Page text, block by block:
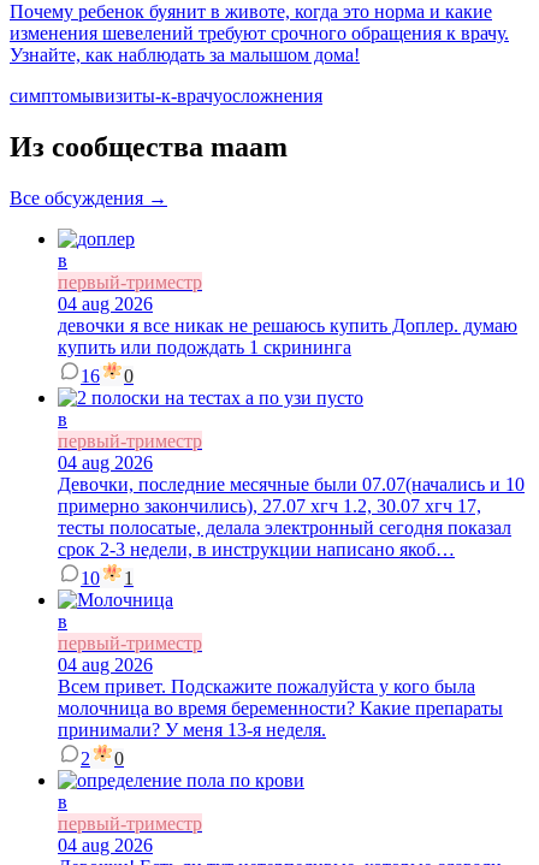
Почему ребенок буянит в животе, когда это норма и какие
изменения шевелений требуют срочного обращения к врачу.
Узнайте, как наблюдать за малышом дома!
симптомывизиты-к-врачуосложнения
Из сообщества maam
Все обсуждения →
в
первый-триместр
04 aug 2026
девочки я все никак не решаюсь купить Доплер. думаю
купить или подождать 1 скрининга
16
0
в
первый-триместр
04 aug 2026
Девочки, последние месячные были 07.07(начались и 10
примерно закончились), 27.07 хгч 1.2, 30.07 хгч 17,
тесты полосатые, делала электронный сегодня показал
срок 2-3 недели, в инструкции написано якоб…
10
1
в
первый-триместр
04 aug 2026
Всем привет. Подскажите пожалуйста у кого была
молочница во время беременности? Какие препараты
принимали? У меня 13-я неделя.
2
0
в
первый-триместр
04 aug 2026